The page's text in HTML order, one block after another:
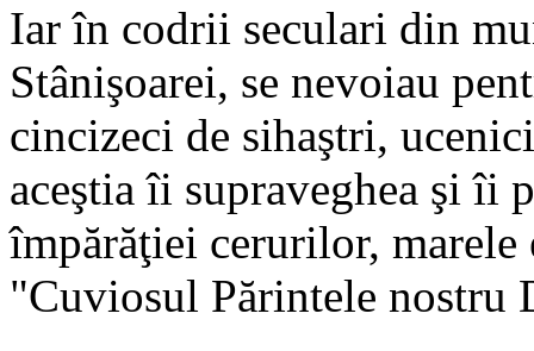
Iar în codrii seculari din
Stânişoarei, se nevoiau
cincizeci de sihaştri,
aceştia îi supraveghea şi îi
împărăţiei cerurilor,
"Cuviosul Părintele nostru